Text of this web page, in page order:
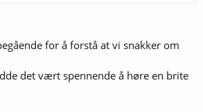
for å forstå at vi snakker om
det vært spennende å høre en brite